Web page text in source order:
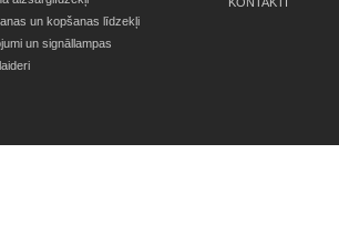
un kopšanas līdzekļi
un signāllampas